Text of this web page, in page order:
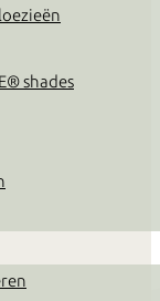
shades